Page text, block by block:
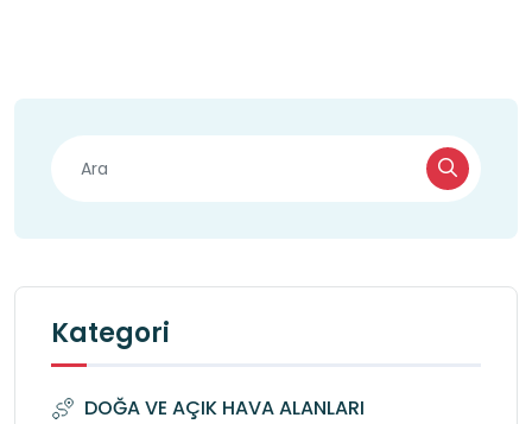
Kategori
DOĞA VE AÇIK HAVA ALANLARI